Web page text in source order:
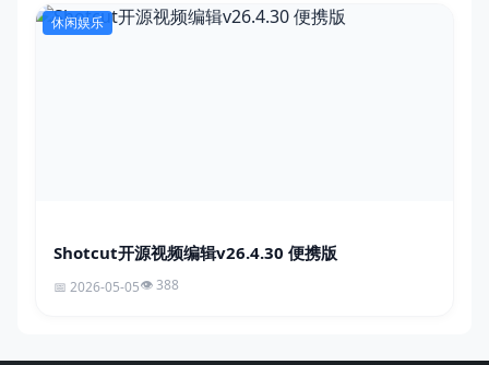
休闲娱乐
Shotcut开源视频编辑v26.4.30 便携版
2026-05-05 388